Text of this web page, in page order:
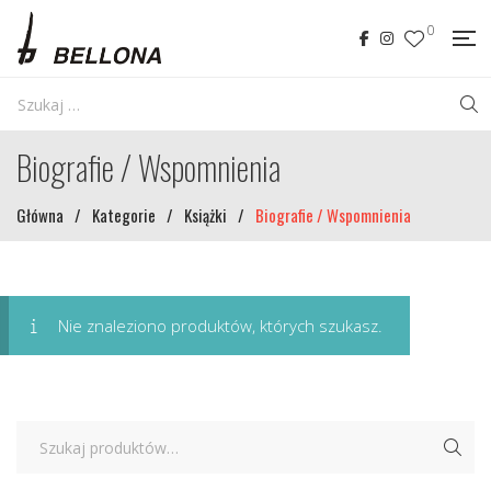
0
Biografie / Wspomnienia
Główna / Kategorie / Książki / Biografie / Wspomnienia
Nie znaleziono produktów, których szukasz.